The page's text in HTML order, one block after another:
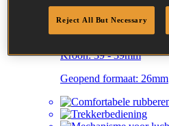
SC50TB-E
C RINGER 11G 1-1/2
Kroon:39 - 39mm
Geopend formaat: 26mm
Reject All But Necessary